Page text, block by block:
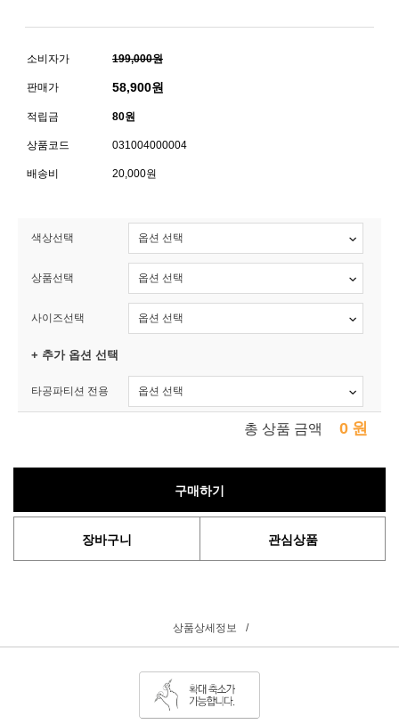
소비자가 199,000원
판매가 58,900원
적립금 80원
상품코드 031004000004
배송비 20,000원
색상선택
상품선택
사이즈선택
+ 추가 옵션 선택
타공파티션 전용
총 상품 금액 0 원
구매하기
장바구니 관심상품
상품상세정보